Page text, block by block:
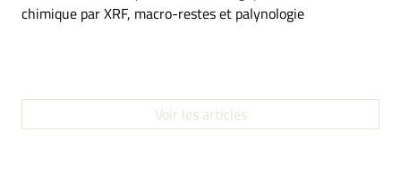
chimique par XRF, macro-restes et palynologie
Voir les articles